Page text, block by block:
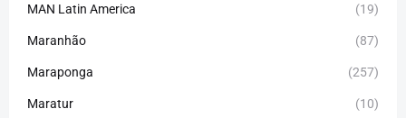
MAN Latin America (19)
Maranhão (87)
Maraponga (257)
Maratur (10)